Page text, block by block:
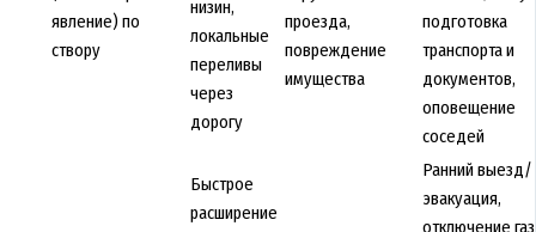
явление) по
створу
низин,
локальные
переливы
через
дорогу
проезда,
повреждение
имущества
подготовка
транспорта и
документов,
оповещение
соседей
Быстрое
расширение
Ранний выезд/
эвакуация,
отключение